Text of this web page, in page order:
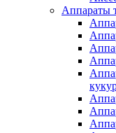
Аппараты